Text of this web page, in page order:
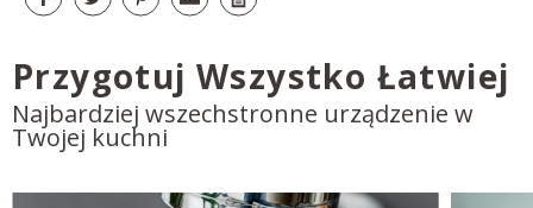
Przygotuj Wszystko Łatwiej
Najbardziej wszechstronne urządzenie w
Twojej kuchni